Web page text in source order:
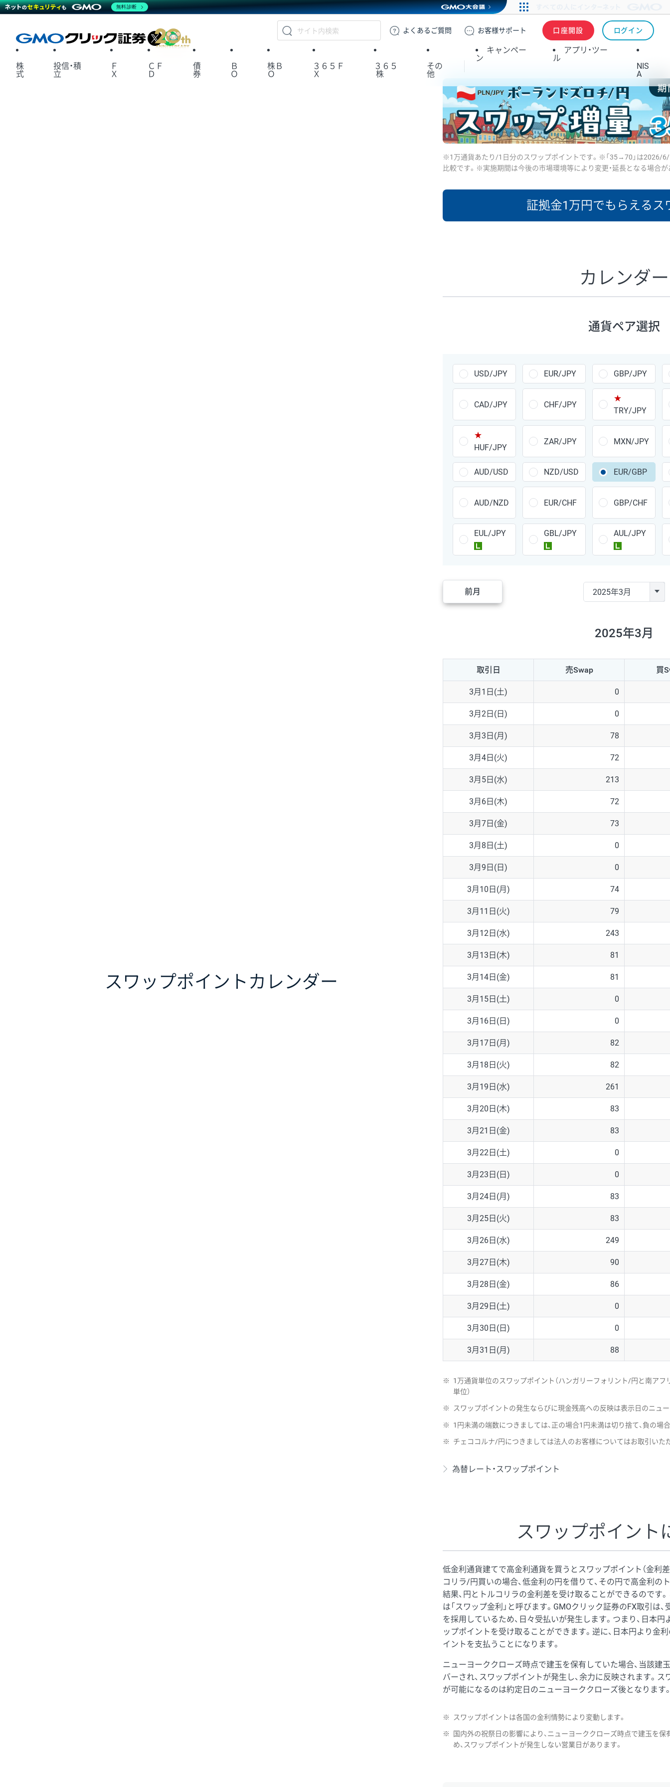
GMOクリック証券
よくある ご質問 お客様サポート 口座開設 ログイン
X
株
式
投信・積
立
Ｆ
Ｘ
ＣＦ
Ｄ
債
券
Ｂ
Ｏ
株Ｂ
Ｏ
３６５Ｆ
Ｘ
３６５
株
その
他
キャンペー
ン
アプリ・ツー
ル
NIS
A
スワップポイント カレンダー
※1万通貨あたり/1日分のスワップポイントです。※「35→70」は2026/6/
比較です。※実施期間は今後の市場環境等により変更・延長となる場合が
証拠金1万円でもらえるス
あたりの
ポイント
GBP/JPY 170円
AUD/JPY 106円
NZD/JPY 28円
CAD/JPY 38円
CHF/JPY 34円
PLN/JPY 35円
HUF/JPY 16円
ZAR/JPY 130円
MXN/JPY 140円
AUD/USD
NZD/USD 41円
EUR/GBP 71円
EUR/AUD 103円
GBP/AUD 43円
AUD/NZD 66円
EUR/CHF 111円
GBP/CHF 220円
USD/CHF 160円
※2026/6/30の当社のスワップポイントおよび、同日の為替レートに
※取引証拠金は同日の当社為替レート（ニューヨーククローズ・MIDレ
※ハンガリーフォリント/円と南アフリカランド/円とメキシコペソ/
カレンダー
通貨ペア選択
USD/JPY EUR/JPY GBP/JPY
CAD/JPY CHF/JPY
★
TRY/JPY
★
HUF/JPY
ZAR/JPY MXN/JPY
AUD/USD NZD/USD EUR/GBP
AUD/NZD EUR/CHF GBP/CHF
EUL/JPY
GBL/JPY
AUL/JPY
前月
2025年3月
取引日 売Swap 買
3月1日(土) 0
3月2日(日) 0
3月3日(月) 78
3月4日(火) 72
3月5日(水) 213
3月6日(木) 72
3月7日(金) 73
3月8日(土) 0
3月9日(日) 0
3月10日(月) 74
3月11日(火) 79
3月12日(水) 243
3月13日(木) 81
3月14日(金) 81
3月15日(土) 0
3月16日(日) 0
3月17日(月) 82
3月18日(火) 82
3月19日(水) 261
3月20日(木) 83
3月21日(金) 83
3月22日(土) 0
3月23日(日) 0
3月24日(月) 83
3月25日(火) 83
3月26日(水) 249
3月27日(木) 90
3月28日(金) 86
3月29日(土) 0
3月30日(日) 0
3月31日(月) 88
※
1万通貨単位のスワップポイント（ハンガリーフォリント/円と南ア
単位）
※ スワップポイントの発生ならびに現金残高への反映は表示日のニュ
※ 1円未満の端数につきましては、正の場合1円未満は切り捨て、負の場
※ チェココルナ/円につきましては法人のお客様についてはお取引いた
為替レート・スワップポイント
スワップポイント
低金利通貨建てで高金利通貨を買うとスワップポイント（金利
コリラ/円買いの場合、低金利の円を借りて、その円で高金利の
結果、円とトルコリラの金利差を受け取ることができるのです
は「スワップ金利」と呼びます。GMOクリック証券のFX取引は
を採用しているため、日々受払いが発生します。つまり、日本
ップポイントを受け取ることができます。逆に、日本円より金
イントを支払うことになります。
ニューヨーククローズ時点で建玉を保有していた場合、当該建
バーされ、スワップポイントが発生し、余力に反映されます。
が可能になるのは約定日のニューヨーククローズ後となります
※ スワップポイントは各国の金利情勢により変動します。
※
国内外の祝祭日の影響により、ニューヨーククローズ時点で建玉を
め、スワップポイントが発生しない営業日があります。
無料診断